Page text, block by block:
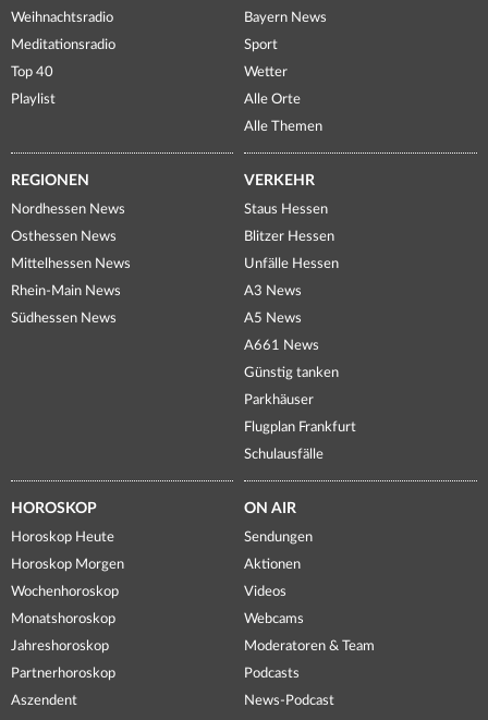
Weihnachtsradio
Meditationsradio
Top 40
Playlist
Bayern News
Sport
Wetter
Alle Orte
Alle Themen
REGIONEN
Nordhessen News
Osthessen News
Mittelhessen News
Rhein-Main News
Südhessen News
VERKEHR
Staus Hessen
Blitzer Hessen
Unfälle Hessen
A3 News
A5 News
A661 News
Günstig tanken
Parkhäuser
Flugplan Frankfurt
Schulausfälle
HOROSKOP
Horoskop Heute
Horoskop Morgen
Wochenhoroskop
Monatshoroskop
Jahreshoroskop
Partnerhoroskop
Aszendent
ON AIR
Sendungen
Aktionen
Videos
Webcams
Moderatoren & Team
Podcasts
News-Podcast